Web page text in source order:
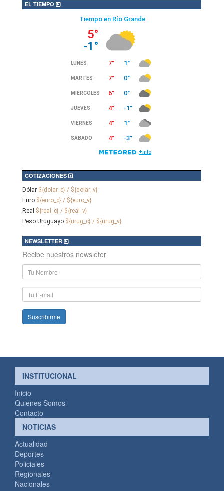
EL TIEMPO
COTIZACIONES
Dólar ${dolar_c} / ${dolar_v}
Euro ${euro_c} / ${euro_v}
Real ${real_c} / ${real_v}
Peso Uruguayo ${urug_c} / ${urug_v}
NEWSLETTER
Recibe nuestros newsleter
Nombre
y
Apellido
E-
mail
INSTITUCIONAL
Inicio
Quienes Somos
Contacto
NOTICIAS
Actualidad
Deportes
Policiales
Regionales
Nacionales